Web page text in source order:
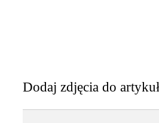
Dodaj zdjęcia do